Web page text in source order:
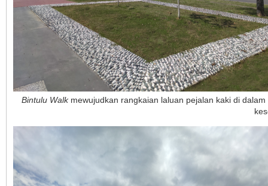
Bintulu Walkmewujudkan rangkaian laluan pejalan kaki di